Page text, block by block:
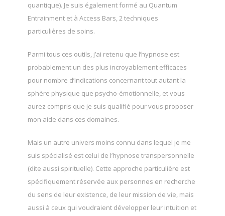
quantique). Je suis également formé au Quantum
Entrainment et à Access Bars, 2 techniques
particulières de soins.
Parmi tous ces outils, j’ai retenu que l’hypnose est
probablement un des plus incroyablement efficaces
pour nombre d’indications concernant tout autant la
sphère physique que psycho-émotionnelle, et vous
aurez compris que je suis qualifié pour vous proposer
mon aide dans ces domaines.
Mais un autre univers moins connu dans lequel je me
suis spécialisé est celui de l’hypnose transpersonnelle
(dite aussi spirituelle). Cette approche particulière est
spécifiquement réservée aux personnes en recherche
du sens de leur existence, de leur mission de vie, mais
aussi à ceux qui voudraient développer leur intuition et